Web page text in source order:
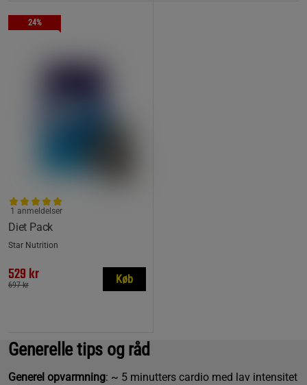
24%
Diet Pack
1 anmeldelser
Star Nutrition
529 kr
697 kr Køb
Generelle tips og råd
Generel opvarmning: ~ 5 minutters cardio med lav intensitet